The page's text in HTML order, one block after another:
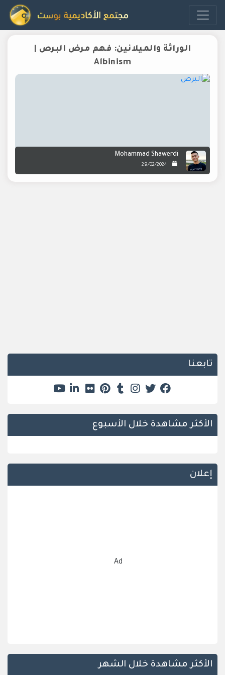
الوراثة والميلانين: فهم مرض البرص |
Albinism
Mohammad Shawerdi
29/02/2024
تابعنا
الأكثر مشاهدة خلال الأسبوع
إعلان
Ad
الأكثر مشاهدة خلال الشهر